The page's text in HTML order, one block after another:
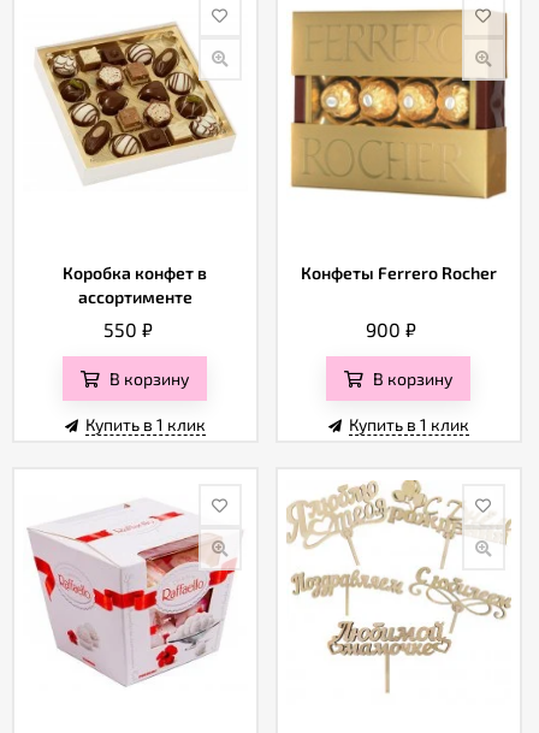
Коробка конфет в
ассортименте
550 ₽
В корзину
Купить в 1 клик
Конфеты Ferrero Rocher
900₽
В корзину
Купить в 1 клик